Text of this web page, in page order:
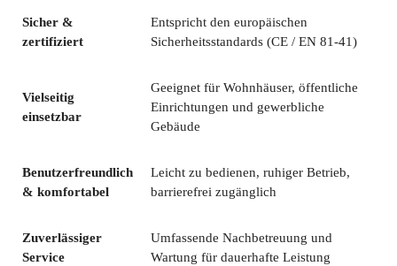
Sicher &
zertifiziert
Entspricht den europäischen
Sicherheitsstandards (CE / EN 81-41)
Vielseitig
einsetzbar
Geeignet für Wohnhäuser, öffentliche
Einrichtungen und gewerbliche
Gebäude
Benutzerfreundlich
& komfortabel
Leicht zu bedienen, ruhiger Betrieb,
barrierefrei zugänglich
Zuverlässiger
Service
Umfassende Nachbetreuung und
Wartung für dauerhafte Leistung